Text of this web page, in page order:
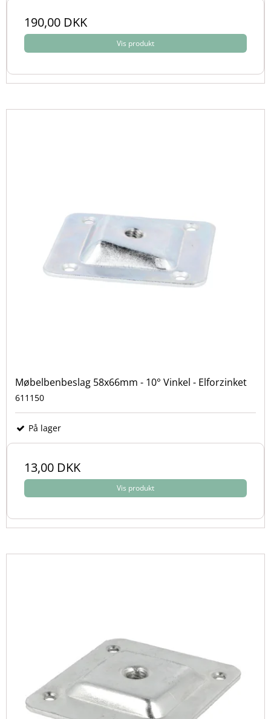
190,00 DKK
Vis produkt
Møbelbenbeslag 58x66mm - 10° Vinkel - Elforzinket
611150
På lager
13,00 DKK
Vis produkt